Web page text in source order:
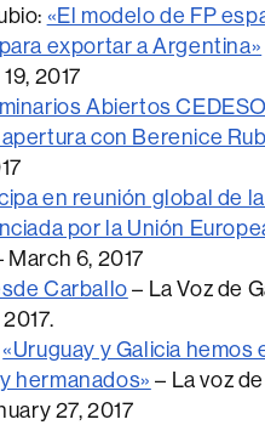
«El modelo de FP
exportar a Argentina»
2017
Abiertos
con Berenice
en reunión global de
por la Unión
March 6, 2017
Carballo– La Voz de
«Uruguay y Galicia hemos
hermanados» – La voz de
27, 2017